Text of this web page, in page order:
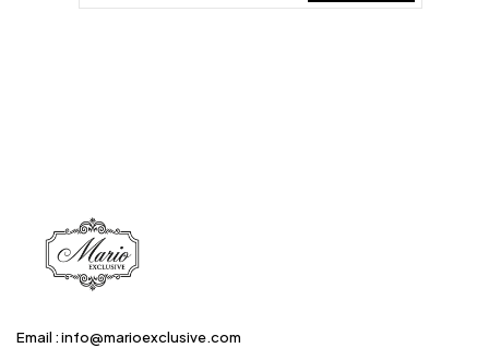
Email : info@marioexclusive.com